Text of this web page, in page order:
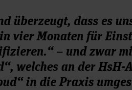
überzeugt, dass es
vier Monaten für
– und zwar
welches an der
in die Praxis